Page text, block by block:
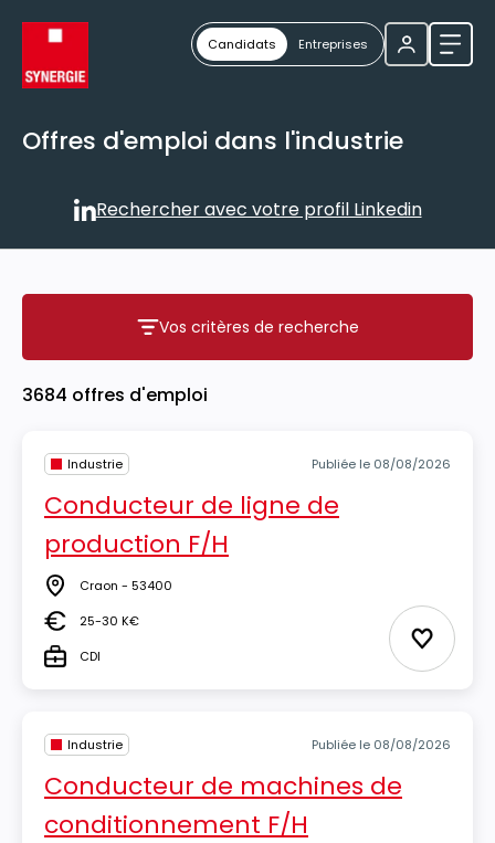
Candidats Entreprises
Offres d'emploi dans l'industrie
Rechercher avec votre
Rechercher avec votre profil Linkedin
Vos critères de recherche
Vos critères de recherche
3684 offres d'emploi
Industrie Publiée le 08/08/2026
Conducteur de ligne de
production F/H
Lieu Craon - 53400
Salaire25-30 K€
TypeCDI Ajouter
Industrie Publiée le 08/08/2026
Conducteur de machines de
conditionnement F/H